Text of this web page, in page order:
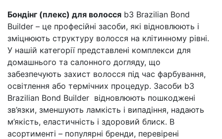
Бондінг (плекс) для волосся b3 Brazilian Bond
Builder – це професійні засоби, які відновлюють і
зміцнюють структуру волосся на клітинному рівні.
У нашій категорії представлені комплекси для
домашнього та салонного догляду, що
забезпечують захист волосся під час фарбування,
освітлення або термічних процедур. Засоби b3
Brazilian Bond Builder відновлюють пошкоджені
зв’язки, зменшують ламкість і випадіння, надають
м’якість, еластичність і здоровий блиск. В
асортименті – популярні бренди, перевірені